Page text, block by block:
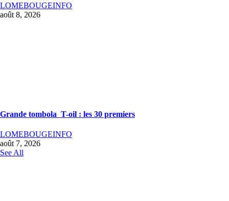
LOMEBOUGEINFO
août 8, 2026
Grande tombola T-oil : les 30 premiers
LOMEBOUGEINFO
août 7, 2026
See All